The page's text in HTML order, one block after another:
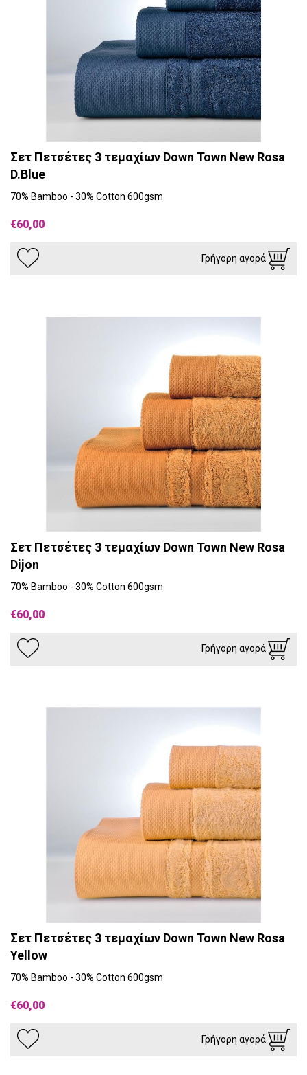
Σετ Πετσέτες 3 τεμαχίων Down Town New Rosa
D.Blue
70% Bamboo - 30% Cotton 600gsm
€60,00
Γρήγορη αγορά
Σετ Πετσέτες 3 τεμαχίων Down Town New Rosa
Dijon
70% Bamboo - 30% Cotton 600gsm
€60,00
Γρήγορη αγορά
Σετ Πετσέτες 3 τεμαχίων Down Town New Rosa
Yellow
70% Bamboo - 30% Cotton 600gsm
€60,00
Γρήγορη αγορά